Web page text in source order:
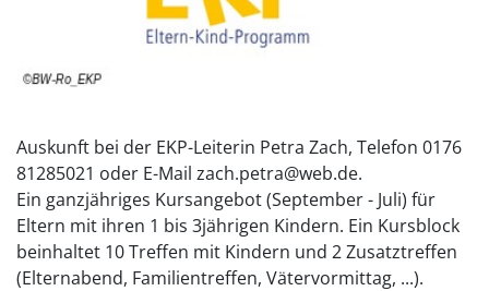
Auskunft bei der EKP-Leiterin Petra Zach, Telefon 0176
81285021 oder E-Mail zach.petra@web.de.
Ein ganzjähriges Kursangebot (September - Juli) für
Eltern mit ihren 1 bis 3jährigen Kindern. Ein Kursblock
beinhaltet 10 Treffen mit Kindern und 2 Zusatztreffen
(Elternabend, Familientreffen, Vätervormittag, ...).